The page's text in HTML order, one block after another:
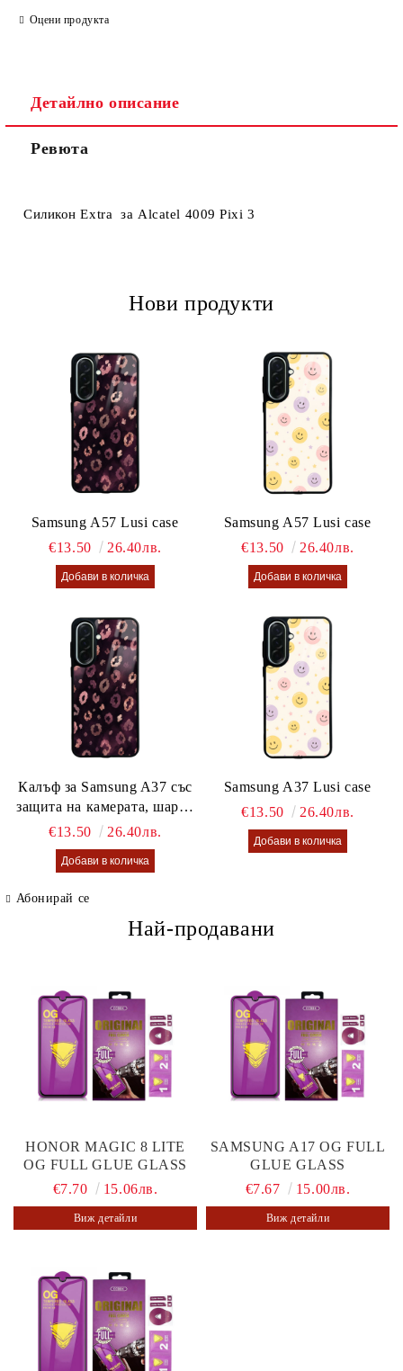
Оцени продукта
Детайлно описание
Ревюта
Силикон Extra за Alcatel 4009 Pixi 3
Нови продукти
Samsung A57 Lusi case
€13.50
26.40лв.
Samsung A57 Lusi case
€13.50
26.40лв.
Калъф за Samsung A37 със
защита на камерата, шарен
калъф Lusi case
€13.50 26.40лв.
Samsung A37 Lusi case
€13.50
26.40лв.
Абонирай се
Най-продавани
HONOR MAGIC 8 LITE
OG FULL GLUE GLASS
€7.70
15.06лв.
Виж детайли
SAMSUNG A17 OG FULL
GLUE GLASS
€7.67
15.00лв.
Виж детайли